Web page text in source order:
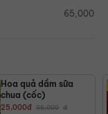
65,000
Hoa quả dầm sữa
chua (cốc)
25,000đ 35,000 đ